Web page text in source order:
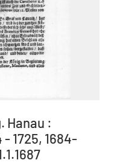
Hanau :
1725, 1684-